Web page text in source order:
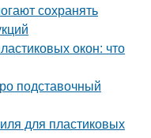
сохранять
окон: что
подставочный
для пластиковых